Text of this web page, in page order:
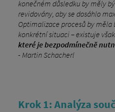
konečném důsledku by měly
revidovány, aby se dosáhlo
Optimalizace procesů by měla
konkrétní situaci – existuje však
které je bezpodmínečně
- Martin Schacherl
Krok 1: Analýza